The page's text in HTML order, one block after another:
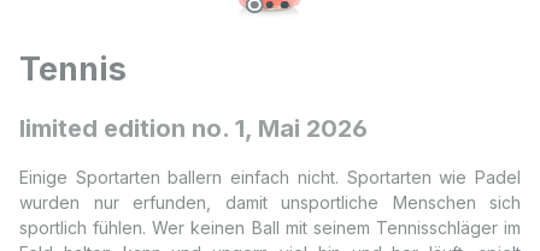
Tennis
limited edition no. 1, Mai 2026
Einige Sportarten ballern einfach nicht. Sportarten wie Padel
wurden nur erfunden, damit unsportliche Menschen sich
sportlich fühlen. Wer keinen Ball mit seinem Tennisschläger im